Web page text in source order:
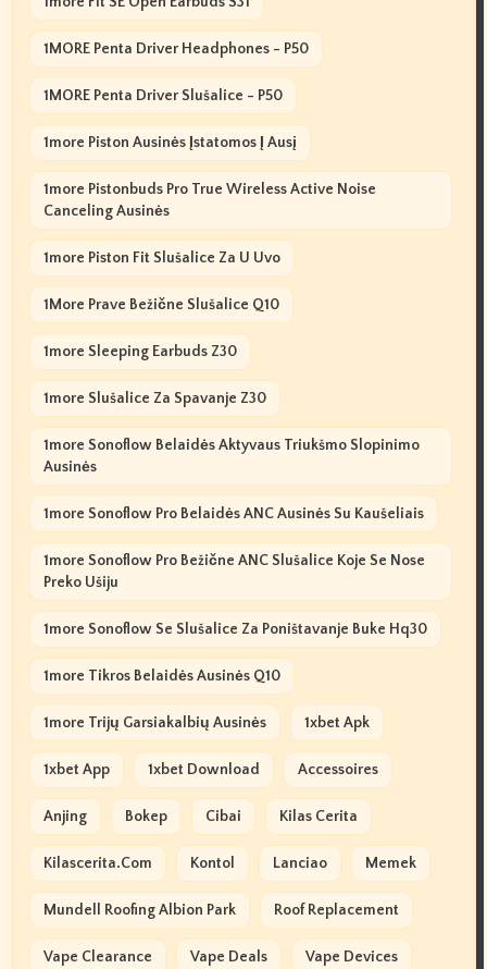
1MORE Penta Driver Headphones - P50
1MORE Penta Driver Slušalice - P50
1more Piston Ausinės Įstatomos Į Ausį
1more Pistonbuds Pro True Wireless Active Noise
Canceling Ausinės
1more Piston Fit Slušalice Za U Uvo
1More Prave Bežične Slušalice Q10
1more Sleeping Earbuds Z30
1more Slušalice Za Spavanje Z30
1more Sonoflow Belaidės Aktyvaus Triukšmo Slopinimo
Ausinės
1more Sonoflow Pro Belaidės ANC Ausinės Su Kaušeliais
1more Sonoflow Pro Bežične ANC Slušalice Koje Se Nose
Preko Ušiju
1more Sonoflow Se Slušalice Za Poništavanje Buke Hq30
1more Tikros Belaidės Ausinės Q10
1more Trijų Garsiakalbių Ausinės 1xbet Apk
1xbet App 1xbet Download Accessoires
Anjing Bokep Cibai Kilas Cerita
Kilascerita.com Kontol Lanciao Memek
Mundell Roofing Albion Park Roof Replacement
Vape Clearance Vape Deals Vape Devices